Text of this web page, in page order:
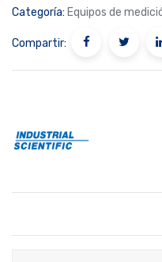
Categoría: Equipos de
Compartir: